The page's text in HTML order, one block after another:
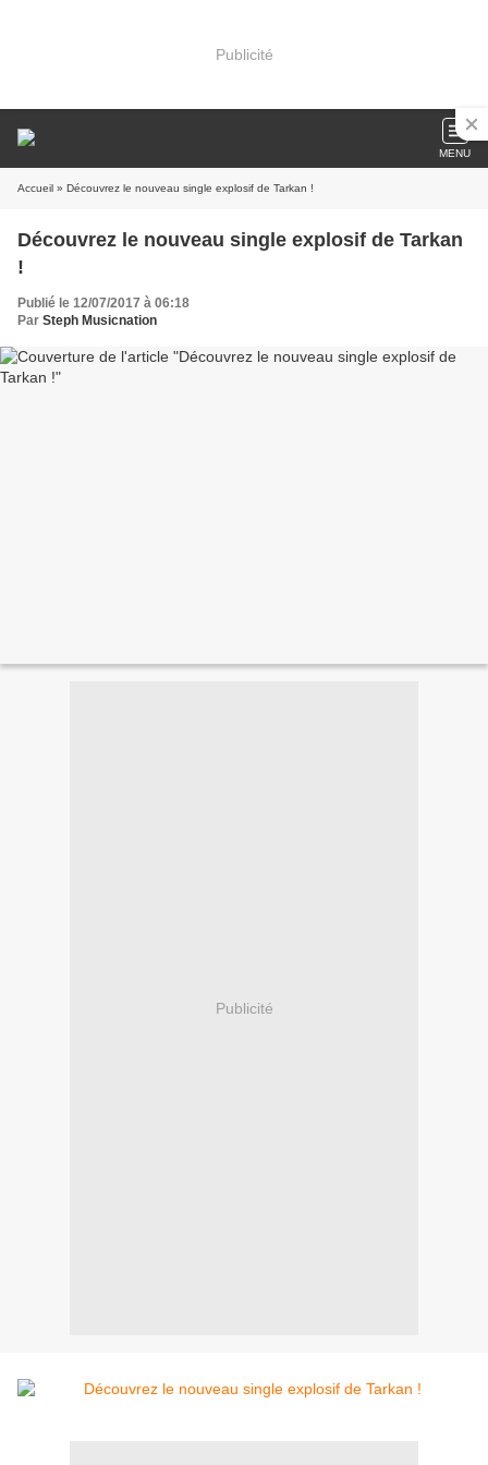
Publicité
MENU
Accueil » Découvrez le nouveau single explosif de Tarkan !
Découvrez le nouveau single explosif de Tarkan
!
Publié le 12/07/2017 à 06:18
Par Steph Musicnation
Publicité